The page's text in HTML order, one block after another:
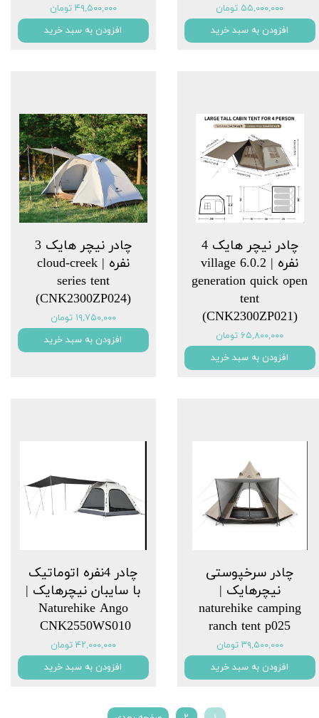
۵۵,۰۰۰,۰۰۰ تومان
افزودن به سبد خرید
۴۹,۵۰۰,۰۰۰ تومان
افزودن به سبد خرید
چادر نیچر هایک 4
نفره | village 6.0.2
generation quick open
tent
(CNK2300ZP021)
۶۵,۸۰۰,۰۰۰ تومان
افزودن به سبد خرید
چادر نیچر هایک 3
نفره | cloud-creek
series tent
(CNK2300ZP024)
۱۹,۷۵۰,۰۰۰ تومان
افزودن به سبد خرید
چادر سرخپوستی
نیچرهایک |
naturehike camping
ranch tent p025
۳۹,۵۰۰,۰۰۰ تومان
افزودن به سبد خرید
چادر 4نفره اتوماتیک
با سایبان نیچرهایک |
Naturehike Ango
CNK2550WS010 ‌
۴۲,۰۰۰,۰۰۰ تومان
افزودن به سبد خرید